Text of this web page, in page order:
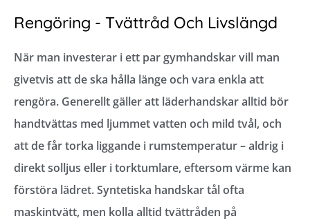
Rengöring - Tvättråd Och Livslängd
När man investerar i ett par gymhandskar vill man
givetvis att de ska hålla länge och vara enkla att
rengöra. Generellt gäller att läderhandskar alltid bör
handtvättas med ljummet vatten och mild tvål, och
att de får torka liggande i rumstemperatur – aldrig i
direkt solljus eller i torktumlare, eftersom värme kan
förstöra lädret. Syntetiska handskar tål ofta
maskintvätt, men kolla alltid tvättråden på